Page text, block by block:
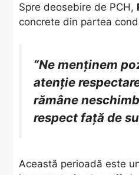
​Spre deosebire de PCH,
concrete din partea
”Ne menținem
atenție
rămâne
respect față de
​Această perioadă este